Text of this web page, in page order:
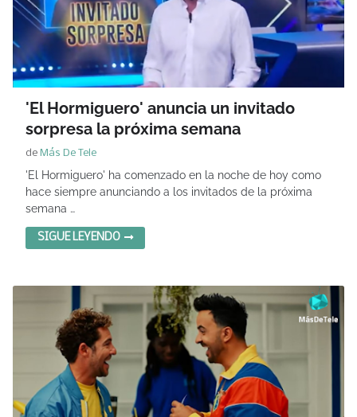
'El Hormiguero' anuncia un invitado
sorpresa la próxima semana
de Más De Tele
'El Hormiguero' ha comenzado en la noche de hoy como
hace siempre anunciando a los invitados de la próxima
semana …
SIGUE LEYENDO